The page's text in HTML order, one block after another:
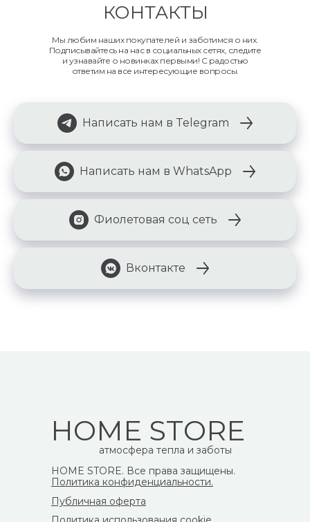
КОНТАКТЫ
Мы любим наших покупателей и заботимся о них.
Подписывайтесь на нас в социальных сетях, следите
и узнавайте о новинках первыми! С радостью
ответим на все интересующие вопросы.
Написать нам в Telegram
Написать нам в WhatsApp
Фиолетовая соц сеть
Вконтакте
HOME STORE
Публичная оферта
HOME STORE. Все права защищены.
Политика конфиденциальности.
атмосфера тепла и заботы